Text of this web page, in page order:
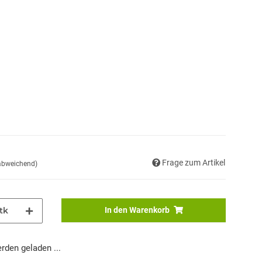
Frage zum Artikel
In den Warenkorb
geladen ...